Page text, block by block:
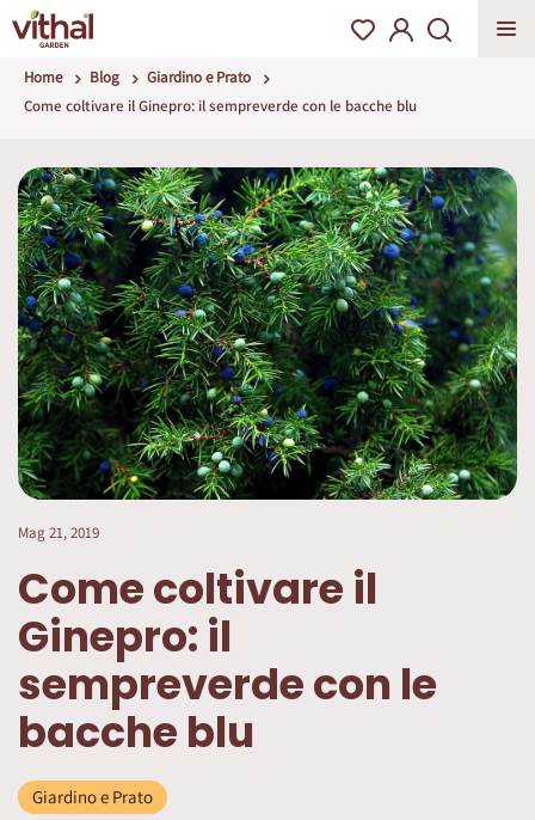
Home Blog
Giardino e Prato
Come coltivare il Ginepro: il sempreverde con le bacche blu
Mag 21, 2019
Come coltivare il
Ginepro: il
sempreverde con le
bacche blu
Giardino e Prato